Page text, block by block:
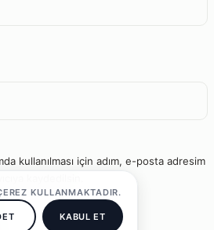
kullanılması için adım, e-posta adresim
kaydedilsin.
KULLANMAKTADIR.
KABUL ET